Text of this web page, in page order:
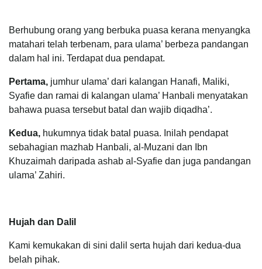
Berhubung orang yang berbuka puasa kerana menyangka
matahari telah terbenam, para ulama’ berbeza pandangan
dalam hal ini. Terdapat dua pendapat.
Pertama, jumhur ulama’ dari kalangan Hanafi, Maliki,
Syafie dan ramai di kalangan ulama’ Hanbali menyatakan
bahawa puasa tersebut batal dan wajib diqadha’.
Kedua, hukumnya tidak batal puasa. Inilah pendapat
sebahagian mazhab Hanbali, al-Muzani dan Ibn
Khuzaimah daripada ashab al-Syafie dan juga pandangan
ulama’ Zahiri.
Hujah dan Dalil
Kami kemukakan di sini dalil serta hujah dari kedua-dua
belah pihak.